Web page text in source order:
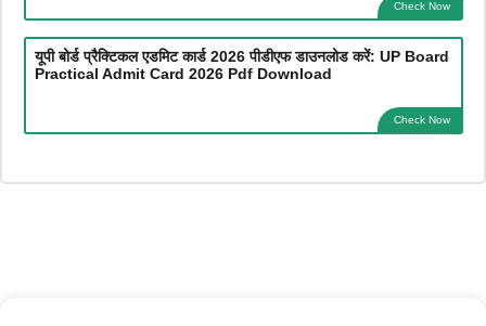
Check Now
यूपी बोर्ड प्रैक्टिकल एडमिट कार्ड 2026 पीडीएफ डाउनलोड करें: UP Board
Practical Admit Card 2026 Pdf Download
Check Now